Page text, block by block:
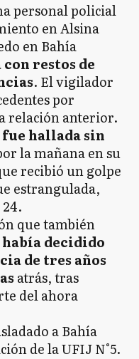
personal policial
en Alsina
en Bahía
restos de
. El vigilador
por
relación anterior.
hallada sin
la mañana en su
recibió un golpe
estrangulada,
que también
había decidido
de tres años
atrás, tras
del ahora
a Bahía
de la UFIJ N°5.